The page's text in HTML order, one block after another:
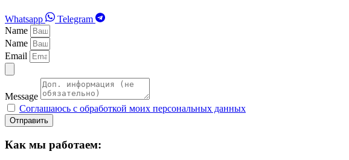
Whatsapp
Telegram
Name
Name
Email
Message
Соглашаюсь с обработкой моих персональных данных
Отправить
Как мы работаем: